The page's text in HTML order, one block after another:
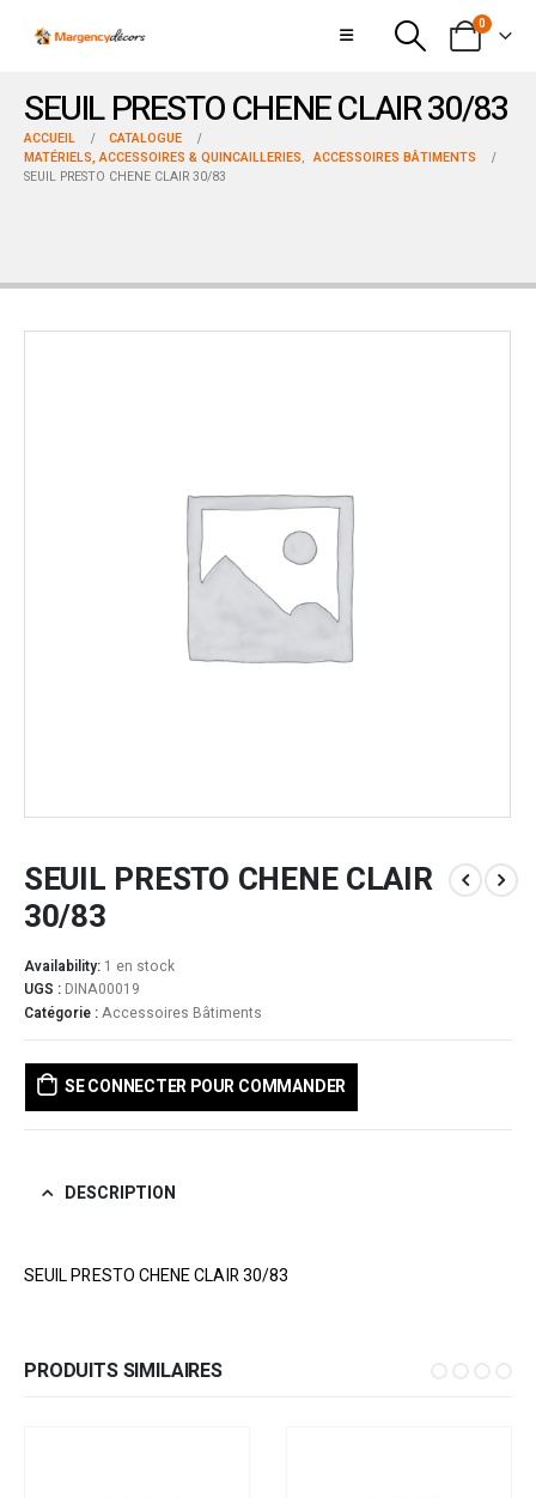
0
SEUIL PRESTO CHENE CLAIR 30/83
ACCUEIL
CATALOGUE
MATÉRIELS, ACCESSOIRES & QUINCAILLERIES, ACCESSOIRES BÂTIMENTS
SEUIL PRESTO CHENE CLAIR 30/83
SEUIL PRESTO CHENE CLAIR
30/83
Availability: 1 en stock
UGS : DINA00019
Catégorie :Accessoires Bâtiments
SE CONNECTER POUR COMMANDER
DESCRIPTION
SEUIL PRESTO CHENE CLAIR 30/83
PRODUITS SIMILAIRES